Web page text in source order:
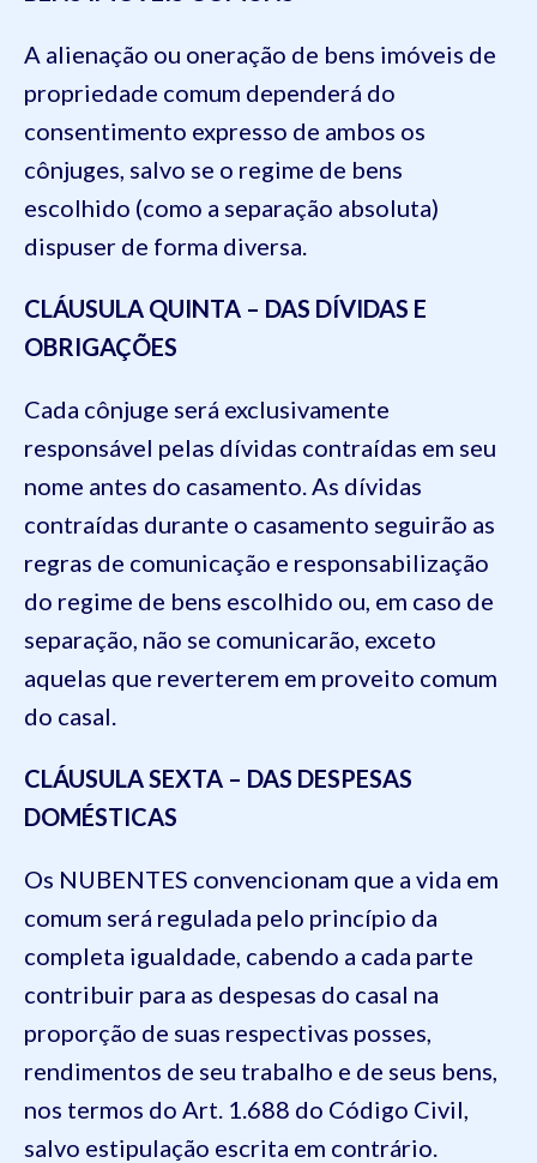
A alienação ou oneração de bens imóveis de
propriedade comum dependerá do
consentimento expresso de ambos os
cônjuges, salvo se o regime de bens
escolhido (como a separação absoluta)
dispuser de forma diversa.
CLÁUSULA QUINTA – DAS DÍVIDAS E
OBRIGAÇÕES
Cada cônjuge será exclusivamente
responsável pelas dívidas contraídas em seu
nome antes do casamento. As dívidas
contraídas durante o casamento seguirão as
regras de comunicação e responsabilização
do regime de bens escolhido ou, em caso de
separação, não se comunicarão, exceto
aquelas que reverterem em proveito comum
do casal.
CLÁUSULA SEXTA – DAS DESPESAS
DOMÉSTICAS
Os NUBENTES convencionam que a vida em
comum será regulada pelo princípio da
completa igualdade, cabendo a cada parte
contribuir para as despesas do casal na
proporção de suas respectivas posses,
rendimentos de seu trabalho e de seus bens,
nos termos do Art. 1.688 do Código Civil,
salvo estipulação escrita em contrário.